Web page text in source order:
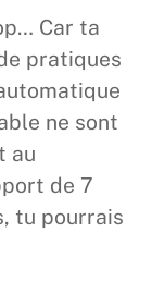
Car ta
pratiques
ne sont
au
de 7
tu pourrais